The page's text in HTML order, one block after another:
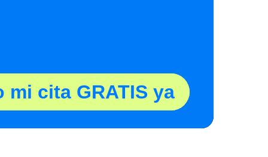
meva cita gratuïta
mi cita GRATIS ya